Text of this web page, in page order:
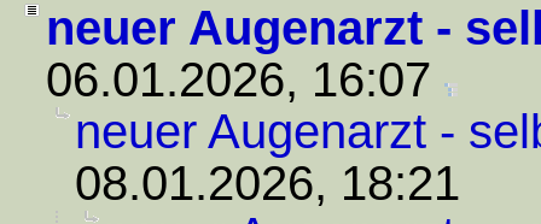
neuer Augenarzt -
06.01.2026, 16:07
neuer Augenarzt -
08.01.2026, 18:21